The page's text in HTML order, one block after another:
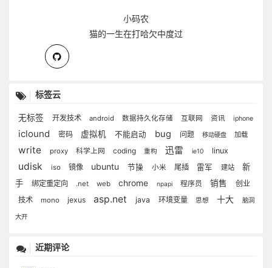
小码农
猫的一生在打哈欠中度过
标签云
无标签 开发技术 android 数据持久化存储 互联网 资讯 iphone
iclound 密码 虚拟机 不能启动 bug 问题 移动硬盘 加载
write proxy 科学上网 coding 重构 迅雷 ie10 linux
udisk iso 镜像 ubuntu 节操 小米 尾插 雷军 建站
新
手
绑定重定向 .net web chrome npapi 程序员 销售
创业
技术
mono jexus asp.net java 环境变量 思想 十大 脑洞
大开
近期评论